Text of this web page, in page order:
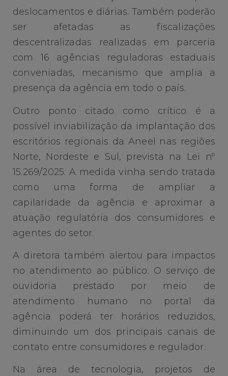
deslocamentos e diárias. Também poderão
ser afetadas as fiscalizações
descentralizadas realizadas em parceria
com 16 agências reguladoras estaduais
conveniadas, mecanismo que amplia a
presença da agência em todo o país.
Outro ponto citado como crítico é a
possível inviabilização da implantação dos
escritórios regionais da Aneel nas regiões
Norte, Nordeste e Sul, prevista na Lei nº
15.269/2025. A medida vinha sendo tratada
como uma forma de ampliar a
capilaridade da agência e aproximar a
atuação regulatória dos consumidores e
agentes do setor.
A diretora também alertou para impactos
no atendimento ao público. O serviço de
ouvidoria prestado por meio de
atendimento humano no portal da
agência poderá ter horários reduzidos,
diminuindo um dos principais canais de
contato entre consumidores e regulador.
Na área de tecnologia, projetos de